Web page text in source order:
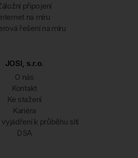
připojení
Internet na míru
řešení na míru
JOSI, s.r.o.
O nás
Kontakt
Ke stažení
Kariéra
k průběhu sítí
DSA